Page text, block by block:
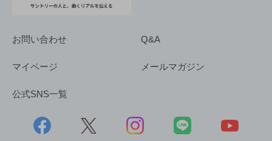
お問い合わせ Q&A
マイページ メールマガジン
公式SNS一覧